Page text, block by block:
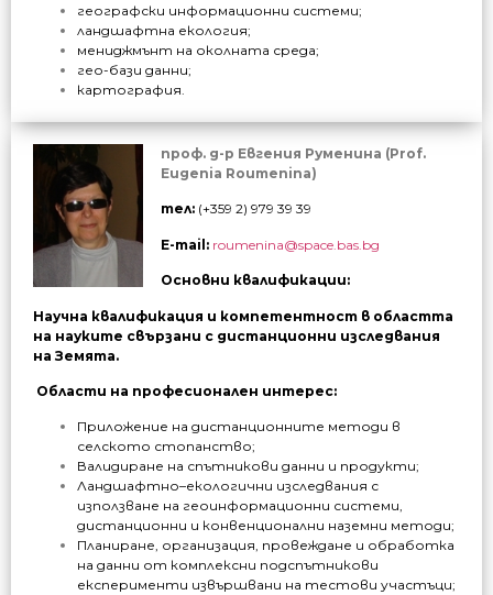
географски информационни системи;
ландшафтна екология;
мениджмънт на околната среда;
гео-бази данни;
картография.
проф. д-р Евгения Руменина (Prof.
Eugenia Roumenina)
тел: (+359 2) 979 39 39
E-mail: roumenina@space.bas.bg
Основни квалификации:
Научна квалификация и компетентност в областта
на науките свързани с дистанционни изследвания
на Земята.
Области на професионален интерес:
Приложение на дистанционните методи в
селското стопанство;
Валидиране на спътникови данни и продукти;
Ландшафтно–екологични изследвания с
използване на геоинформационни системи,
дистанционни и конвенционални наземни методи;
Планиране, организация, провеждане и обработка
на данни от комплексни подспътникови
експерименти извършвани на тестови участъци;